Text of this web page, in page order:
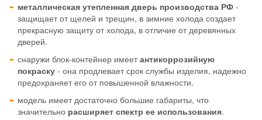
металлическая утепленная дверь производства РФ -
защищает от щелей и трещин, в зимние холода создает
прекрасную защиту от холода, в отличие от деревянных
дверей.
снаружи блок-контейнер имеетантикоррозийную
покраску - она продлевает срок службы изделия, надежно
предохраняет его от повышенной влажности.
модель имеет достаточно большие габариты, что
значительно расширяет спектр ее использования.